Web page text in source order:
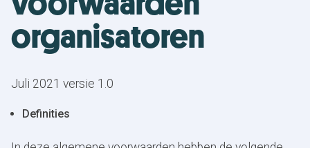
organisatoren
Juli 2021 versie 1.0
Definities